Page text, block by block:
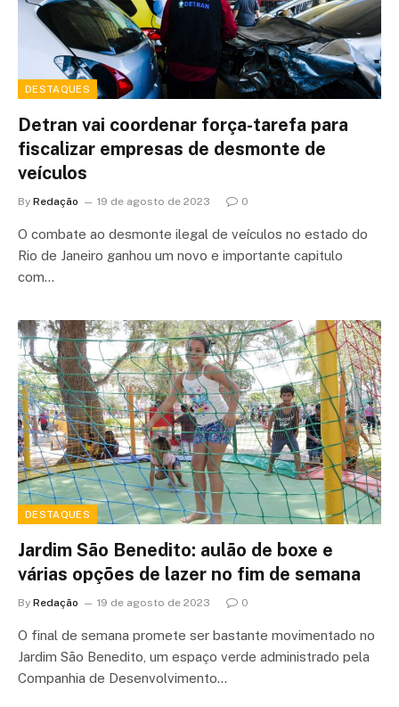
DESTAQUES
Detran vai coordenar força-tarefa para
fiscalizar empresas de desmonte de
veículos
By Redação 19 de agosto de 2023 0
O combate ao desmonte ilegal de veículos no estado do
Rio de Janeiro ganhou um novo e importante capitulo
com…
DESTAQUES
Jardim São Benedito: aulão de boxe e
várias opções de lazer no fim de semana
By Redação 19 de agosto de 2023 0
O final de semana promete ser bastante movimentado no
Jardim São Benedito, um espaço verde administrado pela
Companhia de Desenvolvimento…